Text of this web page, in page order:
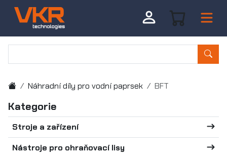
Náhradní díly pro vodní paprsek BFT
Kategorie
Stroje a zařízení
Nástroje pro ohraňovací lisy